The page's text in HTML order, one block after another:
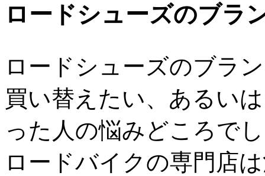
ロードシューズのブラ
ロードシューズのブラ
買い替えたい、あるい
った人の悩みどころで
ロードバイクの専門店